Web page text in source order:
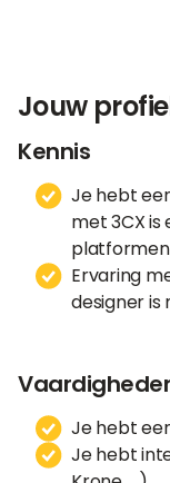
Jouw
Kennis
Je hebt
met 3CX is
platformen
Ervaring
designer is
Je hebt
Je hebt